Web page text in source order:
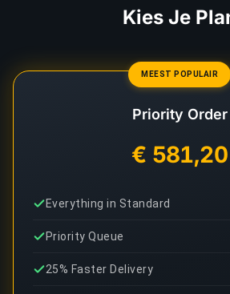
Kies Je
MEEST POPULAIR
Priority Order
€ 581,20
Everything in Standard
Priority Queue
25% Faster Delivery